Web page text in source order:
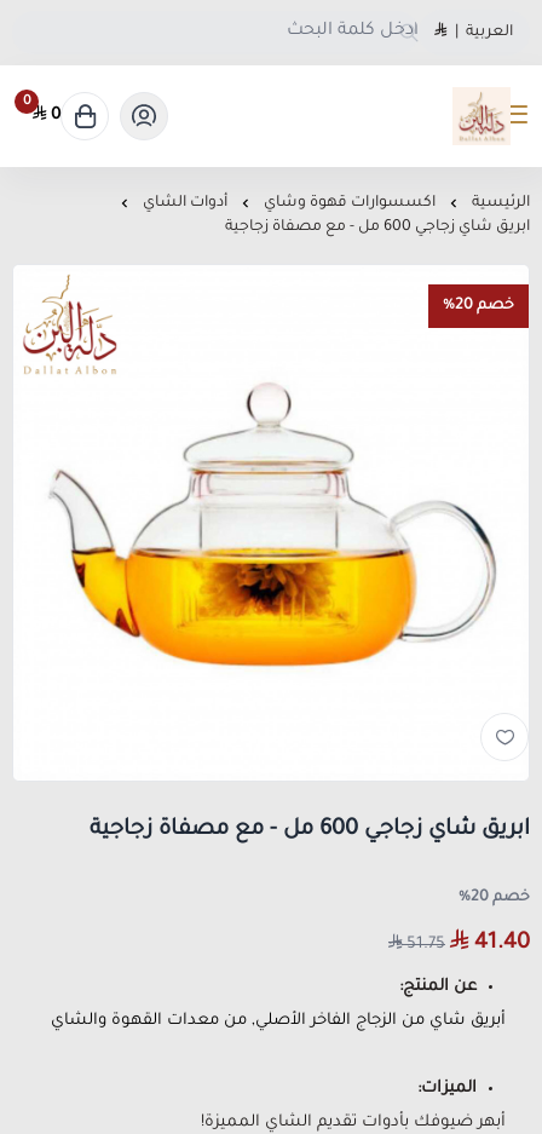
العربية
متجر دلة البن
0
0
الرئيسية اكسسوارات قهوة وشاي
أدوات الشاي
ابريق شاي زجاجي 600 مل - مع مصفاة زجاجية
خصم 20%
ابريق شاي زجاجي 600 مل - مع مصفاة زجاجية
خصم 20%
41.40
51.75
عن المنتج:
أبريق شاي من الزجاج الفاخر الأصلي, من معدات القهوة والشاي
الميزات:
أبهر ضيوفك بأدوات تقديم الشاي المميزة!